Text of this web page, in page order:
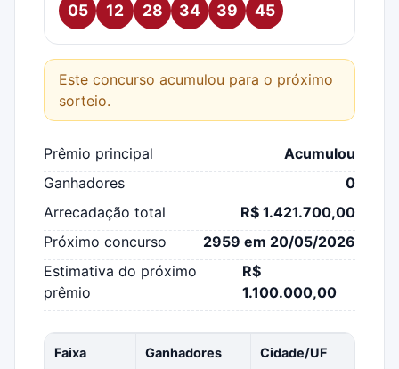
05 12 28 34 39 45
Este concurso acumulou para o próximo
sorteio.
Prêmio principal
Acumulou
Ganhadores
0
Arrecadação total
R$ 1.421.700,00
Próximo concurso
2959 em 20/05/2026
Estimativa do próximo
prêmio
R$
1.100.000,00
Faixa Ganhadores Cidade/UF